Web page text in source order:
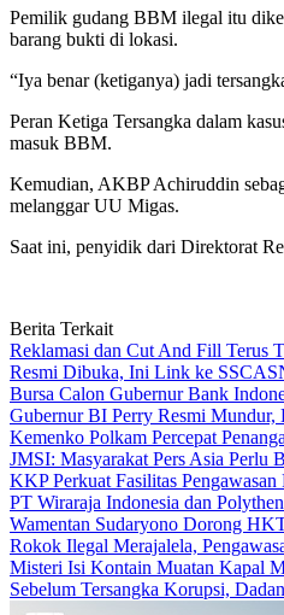
Pemilik gudang BBM ilegal itu
barang bukti di lokasi.
“Iya benar (ketiganya) jadi
Peran Ketiga Tersangka dalam
masuk BBM.
Kemudian, AKBP Achiruddin
melanggar UU Migas.
Saat ini, penyidik dari Direktorat
Berita Terkait
Reklamasi dan Cut And Fill Terus
Resmi Dibuka, Ini Link ke
Bursa Calon Gubernur Bank
Gubernur BI Perry Resmi
Kemenko Polkam Percepat
JMSI: Masyarakat Pers Asia Perlu
KKP Perkuat Fasilitas
PT Wiraraja Indonesia dan
Wamentan Sudaryono Dorong
Rokok Ilegal Merajalela,
Misteri Isi Kontain Muatan Kapal
Sebelum Tersangka Korupsi,